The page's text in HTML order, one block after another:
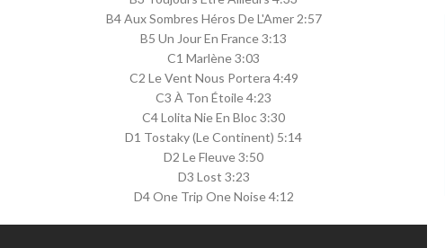
B4 Aux Sombres Héros De L'Amer 2:57
B5 Un Jour En France 3:13
C1 Marlène 3:03
C2 Le Vent Nous Portera 4:49
C3 À Ton Étoile 4:23
C4 Lolita Nie En Bloc 3:30
D1 Tostaky (Le Continent) 5:14
D2 Le Fleuve 3:50
D3 Lost 3:23
D4 One Trip One Noise 4:12